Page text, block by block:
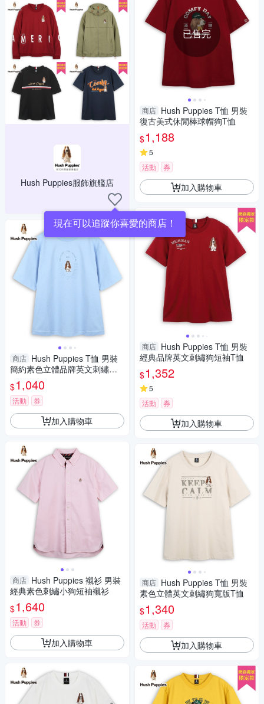
Hush Puppies服飾旗艦店
商店 Hush Puppies T恤 男裝
簡約素色立體品牌英文刺繡狗T
恤
$1,040
活動 券
加入購物車
商店 Hush Puppies 襯衫 男裝
經典素色刺繡小狗短袖襯衫
$1,640
活動 券
加入購物車
已售完
商店 Hush Puppies T恤 男裝
復古美式休閒棒球帽狗T恤
$1,188
5
活動
券
加入購物車
商店 Hush Puppies T恤 男裝
經典品牌英文刺繡狗短袖T恤
$1,352
5
活動
券
加入購物車
商店 Hush Puppies T恤 男裝
素色立體英文刺繡狗寬版T恤
$1,340
活動 券
加入購物車